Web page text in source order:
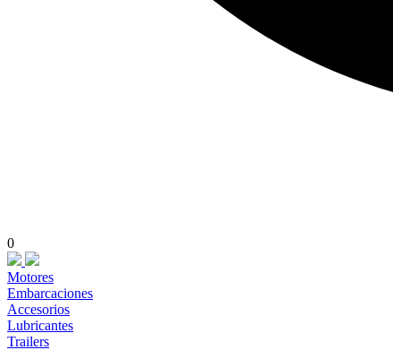
0
Motores
Embarcaciones
Accesorios
Lubricantes
Trailers